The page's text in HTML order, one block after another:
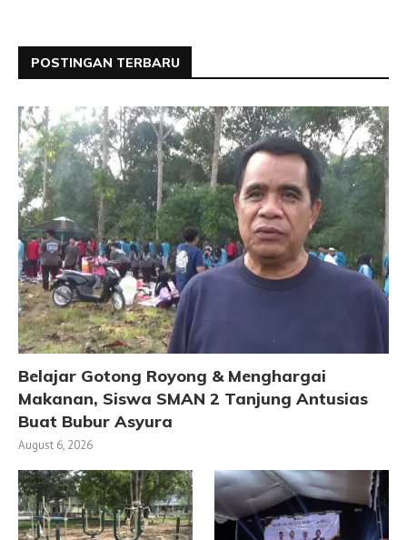
POSTINGAN TERBARU
Belajar Gotong Royong & Menghargai
Makanan, Siswa SMAN 2 Tanjung Antusias
Buat Bubur Asyura
August 6, 2026